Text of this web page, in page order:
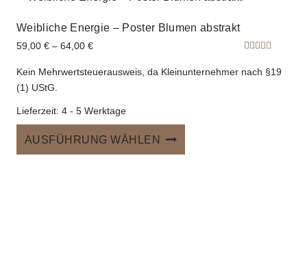
Weibliche Energie – Poster Blumen abstrakt
mit
5.00
59,00 € – 64,00 €
Kein Mehrwertsteuerausweis, da Kleinunternehmer nach §19
(1) UStG.
Lieferzeit: 4 - 5 Werktage
AUSFÜHRUNG WÄHLEN